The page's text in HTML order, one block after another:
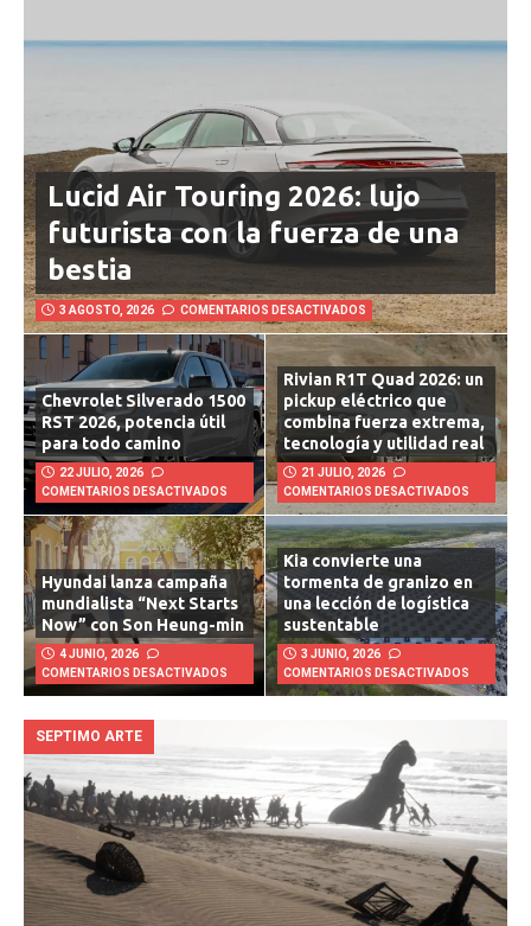
Lucid Air Touring 2026: lujo
futurista con la fuerza de una
bestia
3 AGOSTO, 2026 COMENTARIOS DESACTIVADOS
Chevrolet Silverado 1500
RST 2026, potencia útil
para todo camino
22 JULIO, 2026
COMENTARIOS DESACTIVADOS
Rivian R1T Quad 2026: un
pickup eléctrico que
combina fuerza extrema,
tecnología y utilidad real
21 JULIO, 2026
COMENTARIOS DESACTIVADOS
Hyundai lanza campaña
mundialista “Next Starts
Now” con Son Heung-min
4 JUNIO, 2026
COMENTARIOS DESACTIVADOS
Kia convierte una
tormenta de granizo en
una lección de logística
sustentable
3 JUNIO, 2026
COMENTARIOS DESACTIVADOS
SEPTIMO ARTE